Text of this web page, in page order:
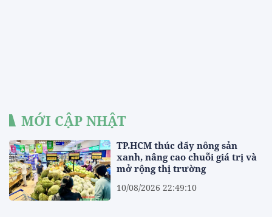
MỚI CẬP NHẬT
TP.HCM thúc đẩy nông sản
xanh, nâng cao chuỗi giá trị và
mở rộng thị trường
10/08/2026 22:49:10